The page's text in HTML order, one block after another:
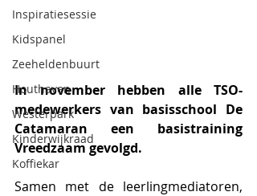
Inspiratiesessie
Kidspanel
Zeeheldenbuurt
Houthaven
Westerpark
Kinderwijkraad
Koffiekar
In november hebben alle TSO-
medewerkers van basisschool De
Catamaran een basistraining
Vreedzaam gevolgd.
Samen met de leerlingmediatoren,